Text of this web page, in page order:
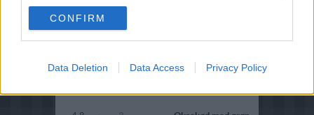
CONFIRM
Data Deletion Data Access Privacy Policy
42
okseculotte